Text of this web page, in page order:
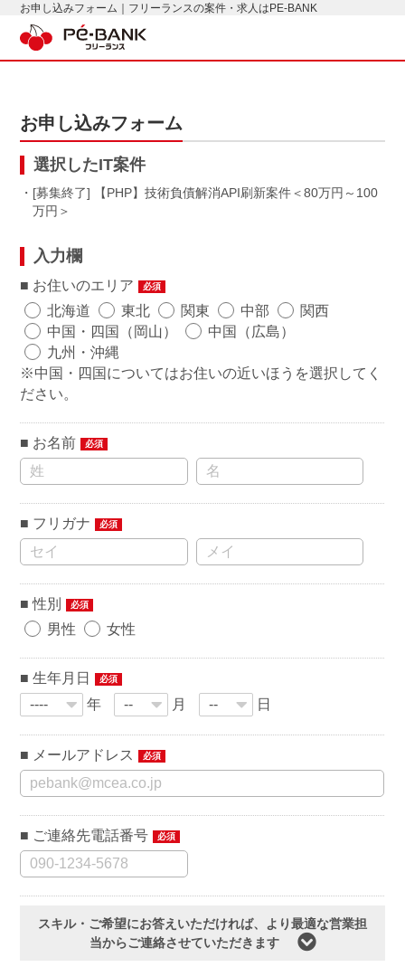
お申し込みフォーム｜フリーランスの案件・求人はPE-BANK
お申し込みフォーム
選択したIT案件
・[募集終了] 【PHP】技術負債解消API刷新案件
80万円～100
万円
入力欄
お住いのエリア 必須
北海道 東北 関東 中部
関西
中国・四国（岡山）
中国（広島）
九州・沖縄
※中国・四国についてはお住いの近いほうを選択してく
ださい。
お名前 必須
フリガナ 必須
性別 必須
男性 女性
生年月日 必須
年 月 日
メールアドレス 必須
ご連絡先電話番号 必須
スキル・ご希望にお答えいただければ、より最適な営業担
当からご連絡させていただきます